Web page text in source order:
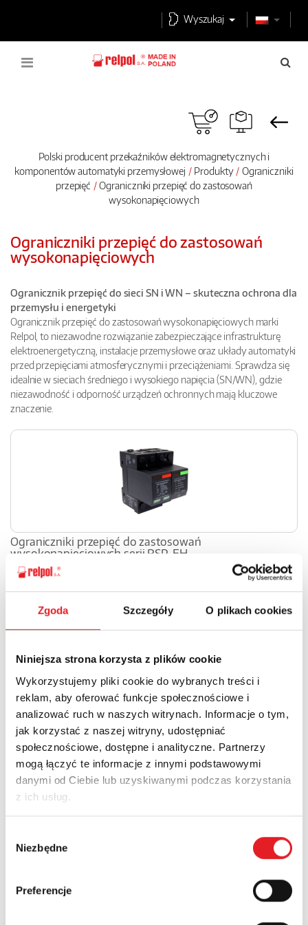
Zgoda Szczegóły O plikach cookies
Niniejsza strona korzysta z plików cookie
Wykorzystujemy pliki cookie do wybranych treści i
reklam, aby oferować funkcje społecznościowe i
analizować ruch w naszych witrynach. Informacje o tym,
jak korzystać z naszej witryny, udostępniać
społecznościowe, dostępne i analityczne. Partnerzy
mogą łączyć te informacje z innymi podstawowymi
danymi od Ciebie lub uzyskiwanymi podczas korzystania
z ich usług.
zgody
Niezbędne
Preferencje
Wyszukaj
Polski producent przekaźników elektromagnetycznych i
komponentów automatyki przemysłowej
Produkty
Ograniczniki
przepięć
Ograniczniki przepięć do zastosowań
wysokonapięciowych
Ograniczniki przepięć do zastosowań
wysokonapięciowych
Ogranicznik przepięć do sieci SN i WN – skuteczna ochrona dla
przemysłu i energetyki
Ogranicznik przepięć do zastosowań wysokonapięciowych marki
Relpol, to niezawodne rozwiązanie zabezpieczające infrastrukturę
elektroenergetyczną, instalacje przemysłowe oraz układy automatyki
przed przepięciami atmosferycznymi i przeciążeniami. Sprawdza się
idealnie w sieciach średniego i wysokiego napięcia (SN/WN), gdzie
niezawodność i odporność urządzeń ochronnych mają kluczowe
znaczenie.
Ograniczniki przepięć do zastosowań
wysokonapięciowych serii RSP-EH...
1,2,3-biegunowy ogranicznik warystorowo-iskiernikowy,
Iimp = 25 kA/biegun
Więcej
Szybka reakcja i odporność środowiskowa – cechy
nowoczesnego ogranicznika
Każdy ogranicznik przepięć serii RSP-EH Relpol wyróżnia się bardzo
krótkim czasem reakcji (<25 ns), wysoką odpornością na niekorzystne
warunki środowiskowe oraz łatwością montażu na standardowej
szynie DIN. Zastosowanie technologii iskiernikowej zapewnia
skuteczną eliminację przepięć przy jednoczesnym zachowaniu długiej
żywotności urządzenia.
Ogranicznik zgodny z normą EN 61643‑11 – gwarancja
bezpieczeństwa
wysoką skuteczność w ochronie przeciwprzepięciowej. Dzięki
zgodności z obowiązującymi standardami bezpieczeństwa,
transformatorowych, przemysłowych systemach zasilania oraz
obiektach infrastruktury krytycznej, gdzie niezawodność ochrony ma